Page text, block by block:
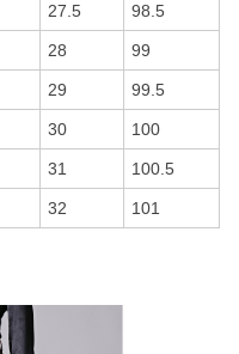
27.5 98.5
28 99
29 99.5
30 100
31 100.5
32 101